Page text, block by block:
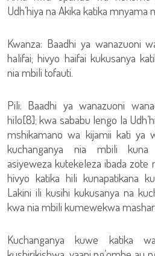
Udh’hiya na Akika katika mnyama
Kwanza: Baadhi ya wanazuoni
halifai; hivyo haifai kukusanya
nia mbili tofauti.
Pili: Baadhi ya wanazuoni
hilo[8]; kwa sababu lengo la
mshikamano wa kijamii kati ya
kuchanganya nia mbili kuna
asiyeweza kutekeleza ibada zote
hivyo katika hili kunapatikana
Lakini ili kusihi kukusanya na
kwa nia mbili kumewekwa
Kuchanganya kuwe katika